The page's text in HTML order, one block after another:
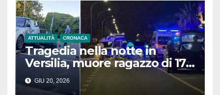
ATTUALITÀ CRONACA
Tragedia nella notte in
Versilia, muore ragazzo di 17
anni. Il conducente del Suv
scappa
GIU 20, 2026